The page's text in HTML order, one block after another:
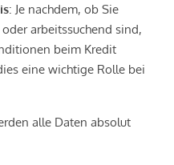
: Je nachdem, ob Sie
arbeitssuchend sind,
beim Kredit
eine wichtige Rolle bei
alle Daten absolut